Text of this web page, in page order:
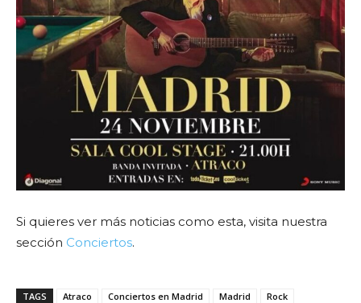
Si quieres ver más noticias como esta, visita nuestra
sección Conciertos.
TAGS Atraco Conciertos en Madrid Madrid
Rock